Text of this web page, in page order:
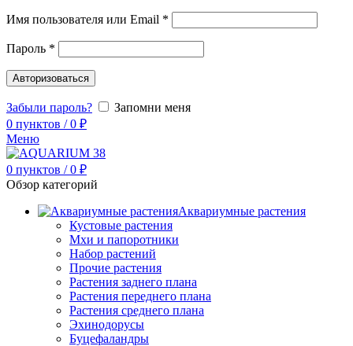
Имя пользователя или Email *
Пароль *
Авторизоваться
Забыли пароль?
Запомни меня
0 пунктов / 0 ₽
Меню
0 пунктов / 0 ₽
Обзор категорий
Аквариумные растения
Кустовые растения
Мхи и папоротники
Набор растений
Прочие растения
Растения заднего плана
Растения переднего плана
Растения среднего плана
Эхинодорусы
Буцефаландры